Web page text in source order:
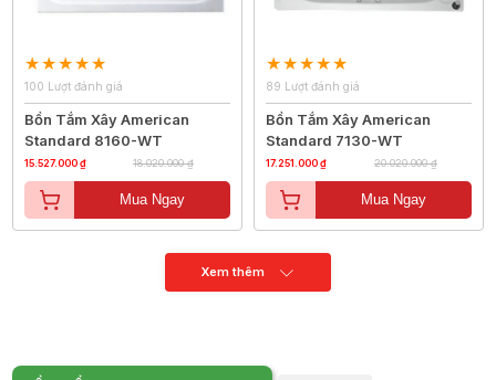
100 Lượt đánh giá
Bồn Tắm Xây American
Standard 8160-WT
15.527.000 ₫ 18.020.000 ₫
Mua Ngay
89 Lượt đánh giá
Bồn Tắm Xây American
Standard 7130-WT
17.251.000 ₫ 20.020.000 ₫
Mua Ngay
Xem thêm